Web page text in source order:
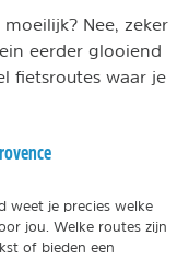
Nee, zeker
eerder glooiend
fietsroutes waar je
weet je precies welke
jou. Welke routes zijn
of bieden een